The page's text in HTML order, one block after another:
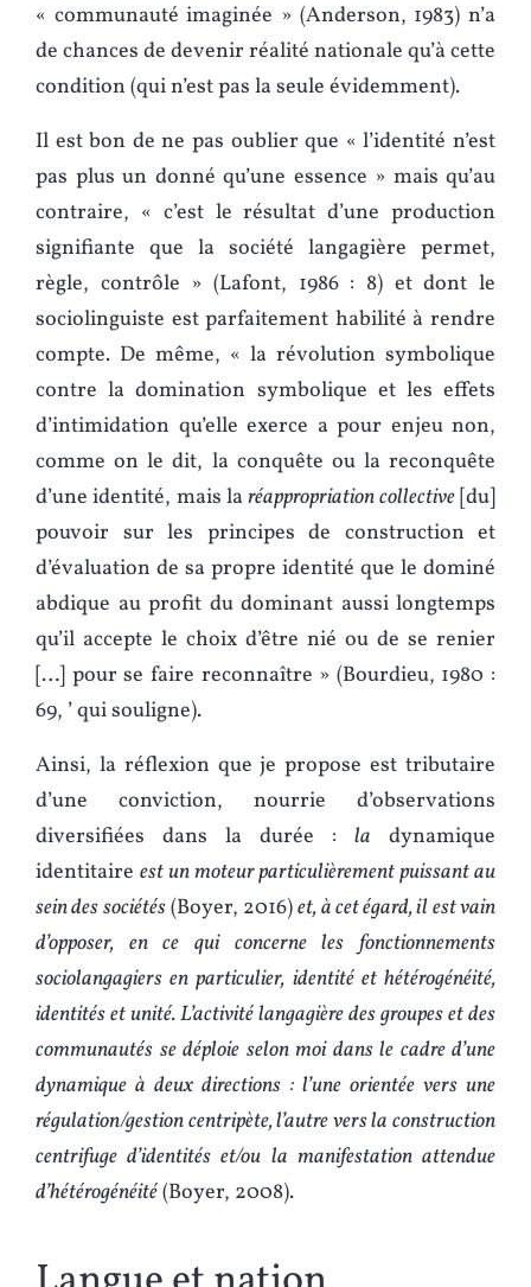
« communauté imaginée » (Anderson, 1983) n’a
de chances de devenir réalité nationale qu’à cette
condition (qui n’est pas la seule évidemment).
Il est bon de ne pas oublier que « l’identité n’est
pas plus un donné qu’une essence » mais qu’au
contraire, « c’est le résultat d’une production
signifiante que la société langagière permet,
règle, contrôle » (Lafont, 1986 : 8) et dont le
sociolinguiste est parfaitement habilité à rendre
compte. De même, « la révolution symbolique
contre la domination symbolique et les effets
d’intimidation qu’elle exerce a pour enjeu non,
comme on le dit, la conquête ou la reconquête
d’une identité, mais laréappropriation collective[du]
pouvoir sur les principes de construction et
d’évaluation de sa propre identité que le dominé
abdique au profit du dominant aussi longtemps
qu’il accepte le choix d’être nié ou de se renier
[…] pour se faire reconnaître » (Bourdieu, 1980 :
69, ’ qui souligne).
Ainsi, la réflexion que je propose est tributaire
d’une conviction, nourrie d’observations
diversifiées dans la durée : la dynamique
identitaire est un moteur particulièrement puissant au
sein des sociétés(Boyer, 2016)et, à cet égard, il est vain
d’opposer, en ce qui concerne les fonctionnements
sociolangagiers en particulier, identité et hétérogénéité,
identités et unité. L’activité langagière des groupes et des
communautés se déploie selon moi dans le cadre d’une
dynamique à deux directions : l’une orientée vers une
régulation/gestion centripète, l’autre vers la construction
centrifuge d’identités et/ou la manifestation attendue
d’hétérogénéité(Boyer, 2008).